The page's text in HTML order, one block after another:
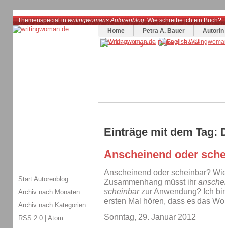
Themenspecial inwritingwomans Autorenblog:Wie schreibe ich ein Buch?
Home
Petra A. Bauer Autorin
Einträge mit dem Tag:
Anscheinend oder
Anscheinend oder scheinbar?
Zusammenhang müsst ihr
scheinbarzur Anwendung? Ich
ersten Mal hören, dass es das
Sonntag, 29. Januar 2012
Start Autorenblog
Archiv nach Monaten
Archiv nach Kategorien
RSS 2.0 | Atom